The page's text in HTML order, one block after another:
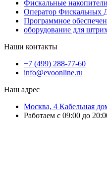
Фискальные накопители
Оператор Фискальных
Программное
оборудование для
Наши контакты
+7 (499) 288-77-60
info@evoonline.ru
Наш адрес
Москва, 4 Кабельная
Работаем с 09:00 до